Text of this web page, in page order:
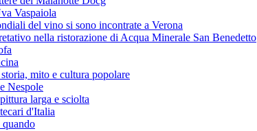
Vaspaiola
del vino si sono incontrate a Verona
nella ristorazione di Acqua Minerale San Benedetto
mito e cultura popolare
Nespole
larga e sciolta
d'Italia
quando